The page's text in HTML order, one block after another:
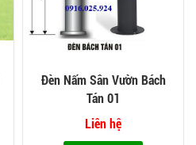
Đèn Nấm Sân Vườn Bách
Tán 01
Liên hệ